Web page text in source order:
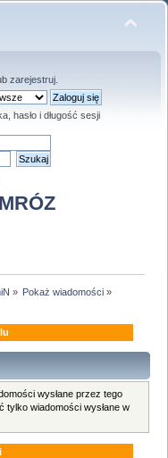
zarejestruj.
hasło i długość sesji
» Pokaż wiadomości»
wysłane przez tego
wiadomości wysłane w